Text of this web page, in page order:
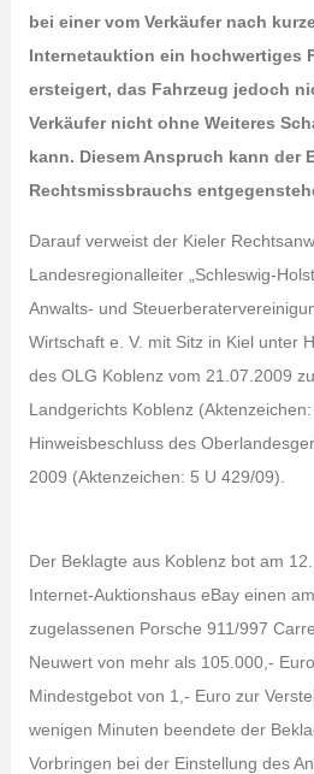
bei einer vom Verkäufer nach
Internetauktion ein hochwertiges
ersteigert, das Fahrzeug jedoch
Verkäufer nicht ohne Weiteres
kann. Diesem Anspruch kann der
Rechtsmissbrauchs
Darauf verweist der Kieler
Landesregionalleiter „Schleswig-
Anwalts- und
Wirtschaft e. V. mit Sitz in Kiel unter
des OLG Koblenz vom 21.07.2009
Landgerichts Koblenz
Hinweisbeschluss des
2009 (Aktenzeichen: 5 U 429/09).
Der Beklagte aus Koblenz bot am
Internet-Auktionshaus eBay einen
zugelassenen Porsche 911/997
Neuwert von mehr als 105.000,-
Mindestgebot von 1,- Euro zur
wenigen Minuten beendete der
Vorbringen bei der Einstellung des